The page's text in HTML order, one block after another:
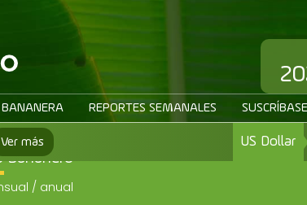
REPORTES SEMANALES SUSCRÍBASE
Ver más US Dollar
Bananero
/ anual